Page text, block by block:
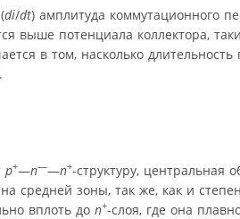
di/dt) амплитуда коммутационного
выше потенциала коллектора,
в том, насколько
p+—n——n+-структуру, центральная
средней зоны, так же, как и
вплоть до n+-слоя, где она